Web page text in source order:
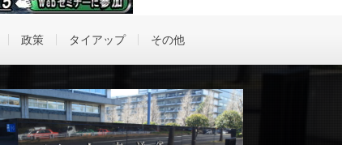
政策 タイアップ その他